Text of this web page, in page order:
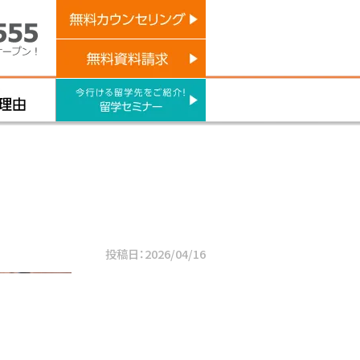
投稿日：2026/04/16